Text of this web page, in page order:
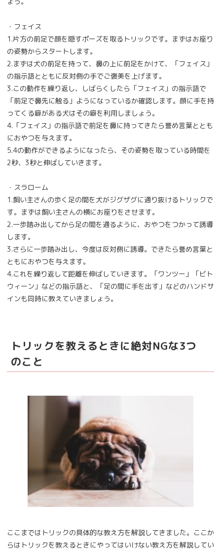
・フェイス
1.片方の前足で顔を隠すポーズを取るトリックです。まずはお座り
の姿勢からスタートします。
2.まずは犬の前足を持って、鼻の上に前足をかけて、「フェイス」
の指示語とともに反対側の手でご褒美を上げます。
3.この動作を繰り返し、しばらくしたら「フェイス」の指示語で
「前足で鼻先に触る」ようになっているか確認します。顔に手を持
ってくる癖がある犬はその癖を利用しましょう。
4.「フェイス」の指示語で前足を鼻に持ってきたら誉め言葉ととも
におやつを与えます。
5.4の動作ができるようになったら、その姿勢を取っている時間を
2秒、3秒と伸ばしていきます。
・スラローム
1.飼い主さんの歩く足の間を犬がジグザグに通り抜けるトリックで
す。まずは飼い主さんの横にお座りをさせます。
2.一歩踏み出してから足の間を通るように、おやつをつかって誘導
します。
3.さらに一歩踏み出し、今度は反対側に誘導。できたら誉め言葉と
ともにおやつを与えます。
4.これを繰り返して距離を伸ばしていきます。「ワンツー」「ビト
ウィーン」などの指示語と、「足の間に手を出す」などのハンドサ
インも同時に教えていきましょう。
トリックを教えるときに絶対NGな3つ
のこと
ここまではトリックの具体的な教え方を解説してきました。ここか
らはトリックを教えるときにやってはいけない教え方を解説してい